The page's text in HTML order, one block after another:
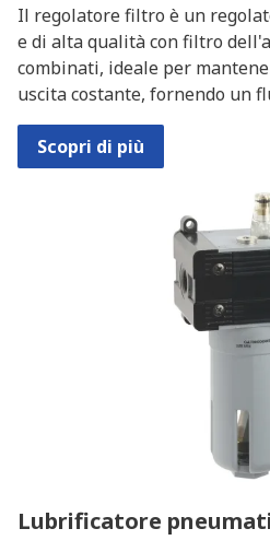
Il regolatore filtro è un
e di alta qualità con filtro
combinati, ideale per
uscita costante, fornendo un
Scopri di più
Lubrificatore